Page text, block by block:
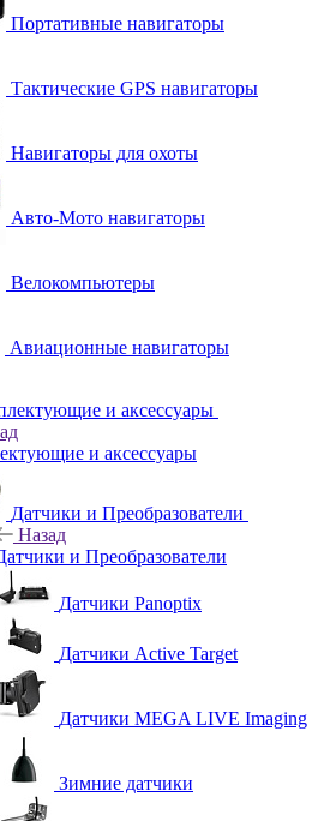
Портативные навигаторы
Тактические GPS навигаторы
Навигаторы для охоты
Авто-Мото навигаторы
Велокомпьютеры
Авиационные навигаторы
и аксессуары
и аксессуары
Датчики и Преобразователи
Назад
и Преобразователи
Датчики Panoptix
Датчики Active Target
Датчики MEGA LIVE Imaging
Зимние датчики